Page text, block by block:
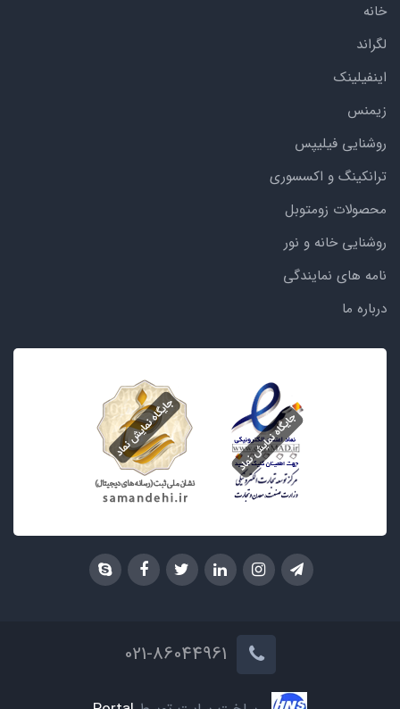
خانه
لگراند
اینفیلینک
زیمنس
روشنایی فیلیپس
ترانکینگ و اکسسوری
محصولات زومتوبل
روشنایی خانه و نور
نامه های نمایندگی
درباره ما